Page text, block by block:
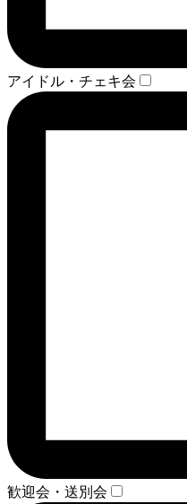
アイドル・チェキ会
歓迎会・送別会